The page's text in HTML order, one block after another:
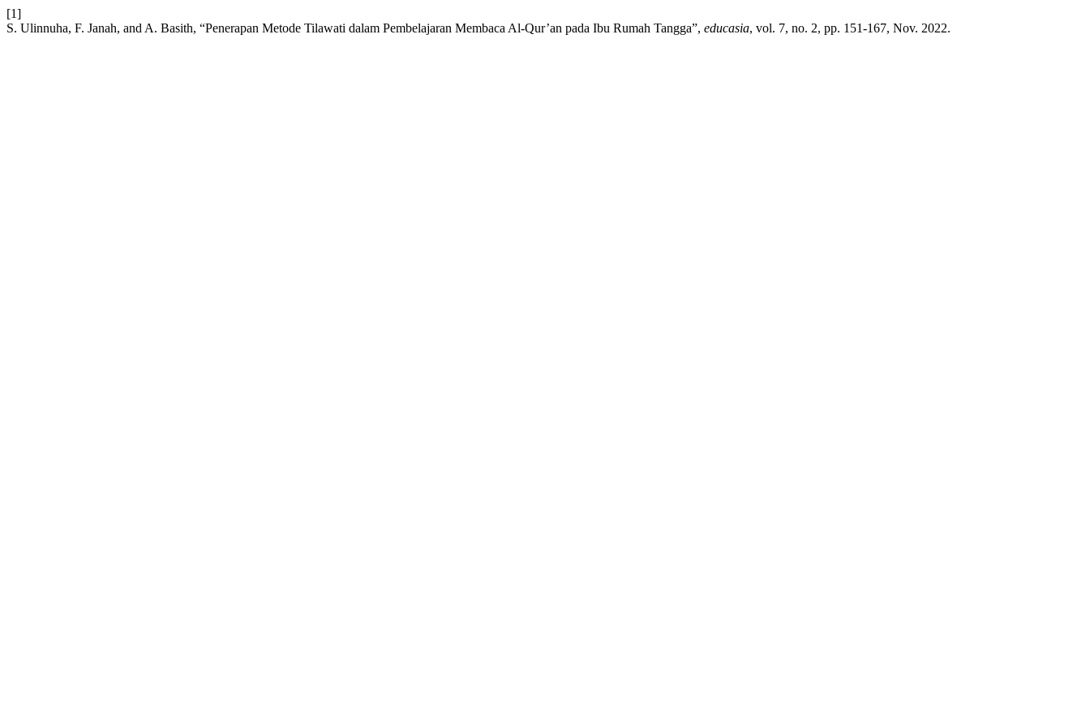
[1]
S. Ulinnuha, F. Janah, and A. Basith, “Penerapan Metode Tilawati dalam Pembelajaran Membaca Al-Qur’an pada Ibu Rumah Tangga”, educasia, vol. 7, no. 2, pp. 151-167, Nov. 2022.